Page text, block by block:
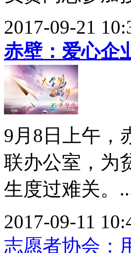
2017-09-21
赤壁：爱心企
9月8日上午，
联办公室，为
生度过难关。
2017-09-11
志愿者协会：